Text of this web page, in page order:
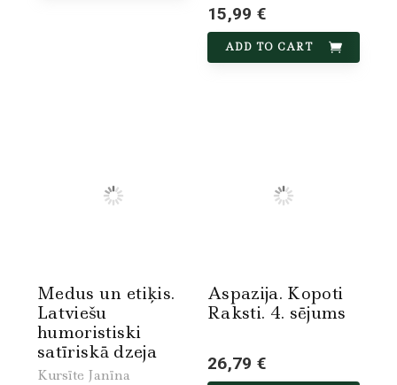
15,99 €
ADD TO CART
Medus un etiķis.
Latviešu
humoristiski
satīriskā dzeja
Kursīte Janīna
Aspazija. Kopoti
Raksti. 4. sējums
26,79 €